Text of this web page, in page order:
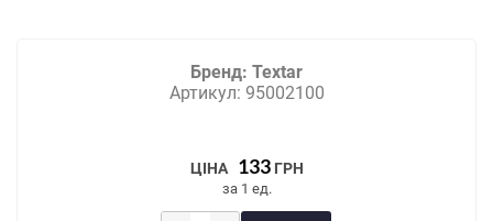
Бренд: Textar
Артикул: 95002100
ЦІНА 133 ГРН
за 1 ед.